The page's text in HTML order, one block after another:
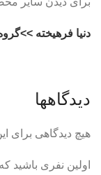
دنیا فرهیخته
دیدگاهها
هیچ دیدگاهی
اولین نفری باشید